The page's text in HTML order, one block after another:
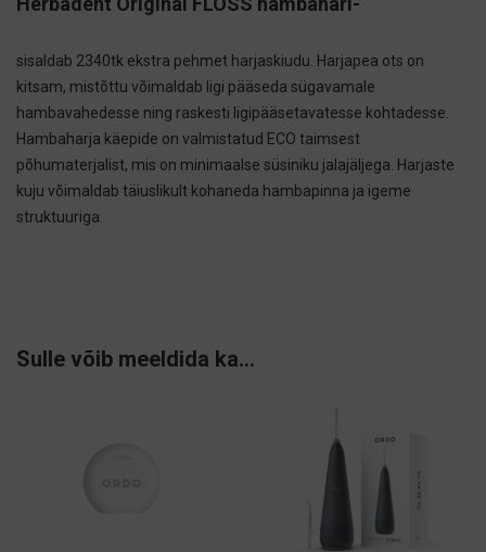
sisaldab 2340tk ekstra pehmet harjaskiudu. Harjapea ots on
kitsam, mistõttu võimaldab ligi pääseda sügavamale
hambavahedesse ning raskesti ligipääsetavatesse kohtadesse.
Hambaharja käepide on valmistatud ECO taimsest
põhumaterjalist, mis on minimaalse süsiniku jalajäljega. Harjaste
kuju võimaldab täiuslikult kohaneda hambapinna ja igeme
struktuuriga.
Sulle võib meeldida ka…